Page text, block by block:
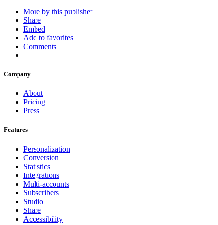
More by this publisher
Share
Embed
Add to favorites
Comments
Company
About
Pricing
Press
Features
Personalization
Conversion
Statistics
Integrations
Multi-accounts
Subscribers
Studio
Share
Accessibility